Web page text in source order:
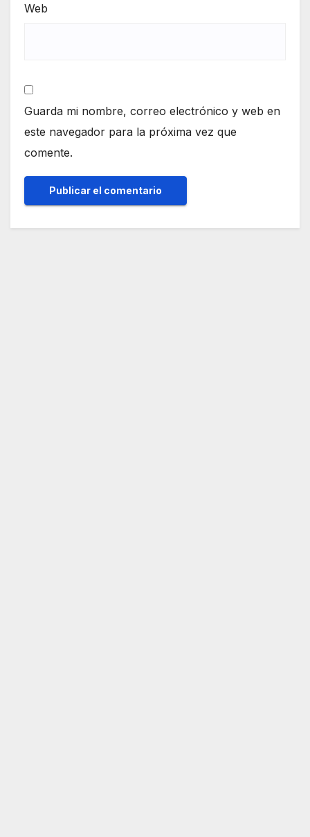
Web
Guarda mi nombre, correo electrónico y web en
este navegador para la próxima vez que
comente.